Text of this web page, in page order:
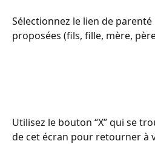
Sélectionnez le lien de
proposées (fils, fille, mère,
Utilisez le bouton “X” qui se
de cet écran pour retourner à